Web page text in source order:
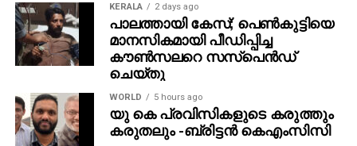
KERALA 2 days ago
പാലത്തായി കേസ്; പെൺകുട്ടിയെ
മാനസികമായി പീഡിപ്പിച്ച
കൗൺസലറെ സസ്പെൻഡ്
ചെയ്തു
WORLD 5 hours ago
യു കെ പ്രവിസികളുടെ കരുത്തും
കരുതലും -ബ്രിട്ടൻ കെഎംസിസി